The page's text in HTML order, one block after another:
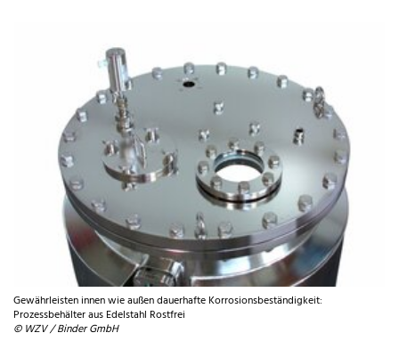
Gewährleisten innen wie außen dauerhafte Korrosionsbeständigkeit:
Prozessbehälter aus Edelstahl Rostfrei
© WZV / Binder GmbH